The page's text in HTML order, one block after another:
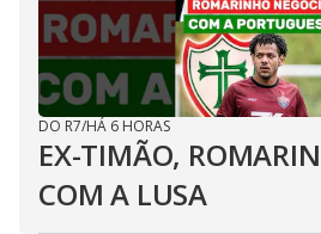
DO R7/HÁ 6 HORAS
EX-TIMÃO,
COM A LUSA